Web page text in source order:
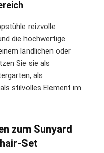
reizvolle
die hochwertige
ländlichen oder
Sie sie als
als
stilvolles Element im
zum Sunyard
Set